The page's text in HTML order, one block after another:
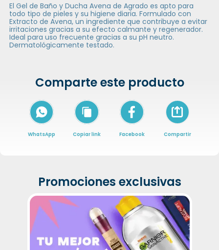
El Gel de Baño y Ducha Avena de Agrado es apto para
todo tipo de pieles y su higiene diaria. Formulado con
Extracto de Avena, un ingrediente que contribuye a evitar
irritaciones gracias a su efecto calmante y regenerador.
Ideal para uso frecuente gracias a su pH neutro.
Dermatológicamente testado.
Comparte este producto
WhatsApp Copiar link Facebook
Icon of arrow-
Compartir
Promociones exclusivas